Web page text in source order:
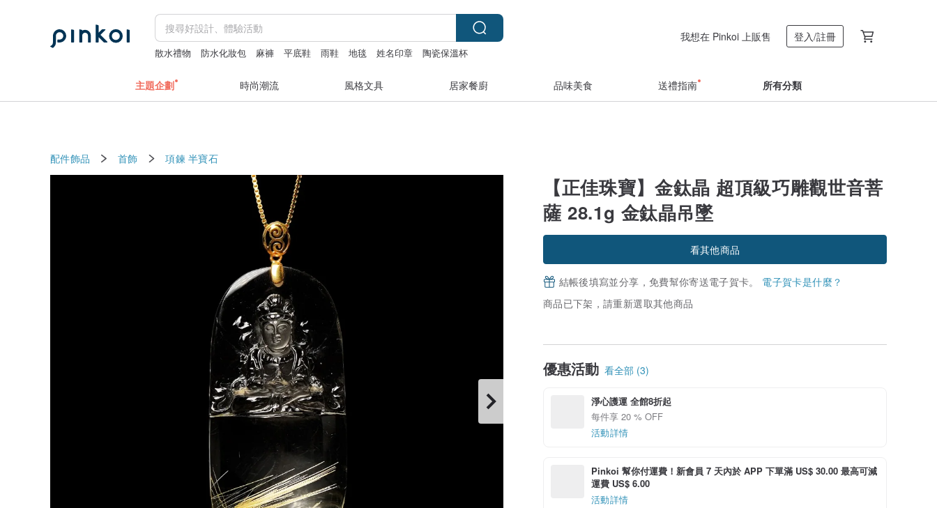
散水禮物 防水化妝包 麻褲 平底鞋 雨鞋 地毯 姓名印章 陶瓷保溫杯
我想在 Pinkoi 上販售 登入/註冊
主題企劃 時尚潮流 風格文具 居家餐廚 品味美食 送禮指南 所有分類
配件飾品 首飾 項鍊 半寶石
【正佳珠寶】金鈦晶 超頂級巧雕觀世音菩
薩 28.1g 金鈦晶吊墜
看其他商品
結帳後填寫並分享，免費幫你寄送電子賀卡。 電子賀卡是什麼？
商品已下架，請重新選取其他商品
優惠活動 看全部 (3)
淨心護運 全館8折起
每件享 20 % OFF
活動詳情
Pinkoi 幫你付運費！新會員 7 天內於 APP 下單滿 US$ 30.00 最高可減
運費 US$ 6.00
活動詳情